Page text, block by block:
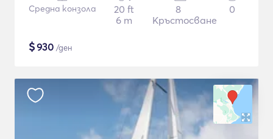
Средна конзола
20 ft
6 m
8
Кръстосване
0
$930 /ден